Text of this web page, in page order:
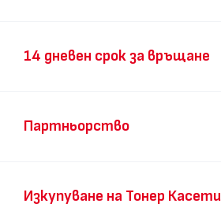
14 дневен срок за връщане
Партньорство
Изкупуване на Тонер Касети